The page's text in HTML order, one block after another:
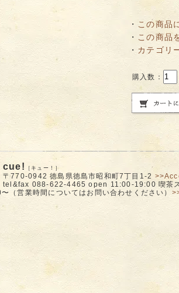
・ この商品
・ この商品
・ カテゴリ
購入数：
cue! ［キュー！］
〒770-0942 徳島県徳島市昭和町7丁目1-2
tel&fax 088-622-4465 open 11:00-19:00 喫茶
（営業時間についてはお問い合わせください）